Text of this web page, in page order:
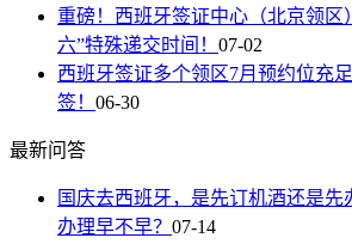
重磅！西班牙签证中心（北京领区
六”特殊递交时间！ 07-02
西班牙签证多个领区7月预约位充
签！ 06-30
最新问答
国庆去西班牙，是先订机酒还是先
办理早不早？ 07-14